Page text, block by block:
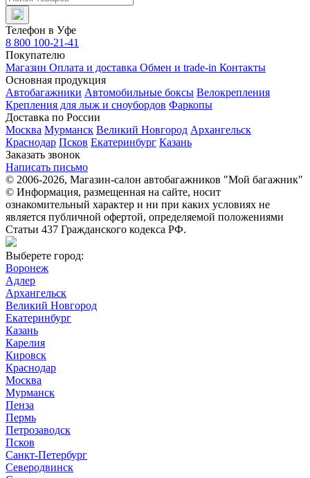
Телефон в Уфе
8 800 100-21-41
Покупателю
Магазин Оплата и доставка Обмен и trade-in Контакты
Основная продукция
Автобагажники Автомобильные боксы Велокрепления
Крепления для лыж и сноубордов Фаркопы
Доставка по России
Москва Мурманск Великий Новгород Архангельск
Краснодар Псков Екатеринбург Казань
Заказать звонок
Написать письмо
© 2006-2026, Магазин-салон автобагажников "Мой багажник"
© Информация, размещенная на сайте, носит
ознакомительный характер и ни при каких условиях не
является публичной офертой, определяемой положениями
Статьи 437 Гражданского кодекса РФ.
Выберете город:
Воронеж
Адлер
Архангельск
Великий Новгород
Екатеринбург
Казань
Карелия
Кировск
Краснодар
Москва
Мурманск
Пенза
Пермь
Петрозаводск
Псков
Санкт-Петербург
Северодвинск